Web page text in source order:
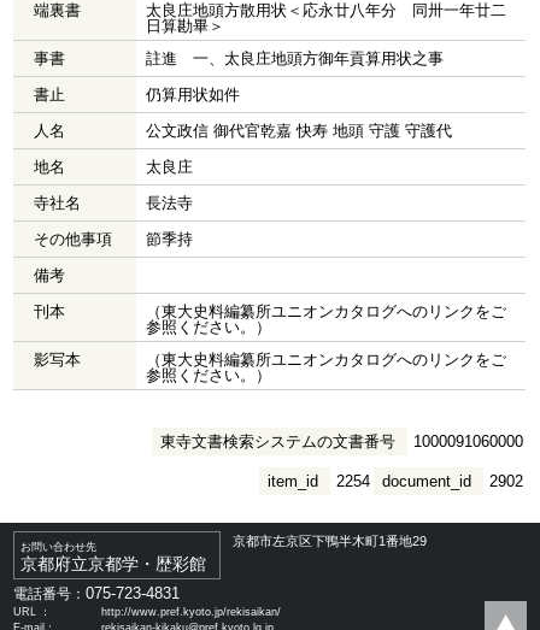
端裏書
太良庄地頭方散用状＜応永廿八年分 同卅一年廿二
日算勘畢＞
事書
註進 一、太良庄地頭方御年貢算用状之事
書止
仍算用状如件
人名
公文政信 御代官乾嘉 快寿 地頭 守護 守護代
地名
太良庄
寺社名
長法寺
その他事項
節季持
備考
刊本
（東大史料編纂所ユニオンカタログへのリンクをご
参照ください。）
影写本
（東大史料編纂所ユニオンカタログへのリンクをご
参照ください。）
東寺文書検索システムの文書番号 1000091060000
document_id 2902
item_id 2254
お問い合わせ先
京都府立京都学・歴彩館
京都市左京区下鴨半木町1番地29
電話番号：075-723-4831
URL ：
http://www.pref.kyoto.jp/rekisaikan/
E-mail：
rekisaikan-kikaku@pref.kyoto.lg.jp